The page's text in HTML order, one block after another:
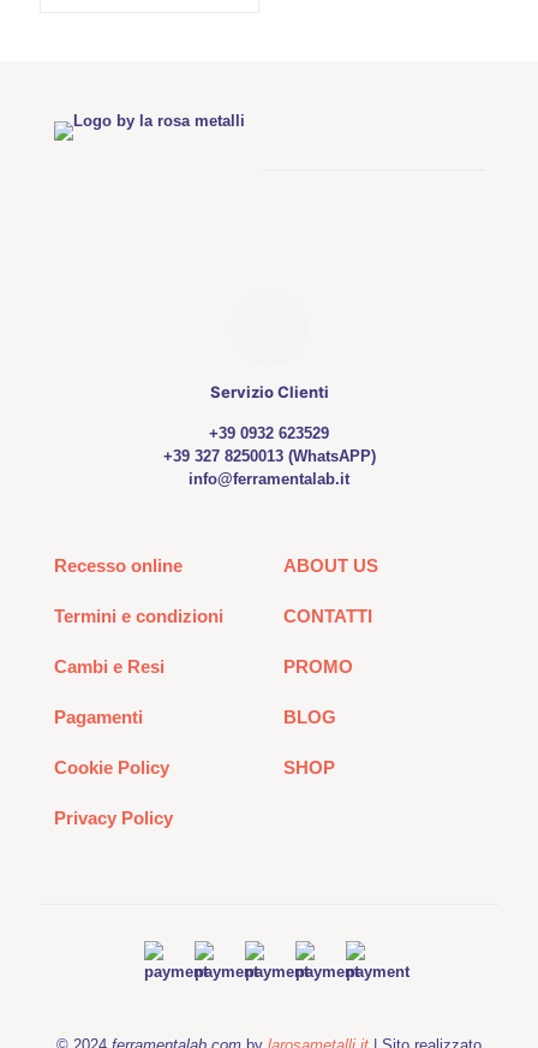
Servizio Clienti
+39 0932 623529
+39 327 8250013 (WhatsAPP)
info@ferramentalab.it
Recesso online
Termini e condizioni
Cambi e Resi
Pagamenti
Cookie Policy
Privacy Policy
ABOUT US
CONTATTI
PROMO
BLOG
SHOP